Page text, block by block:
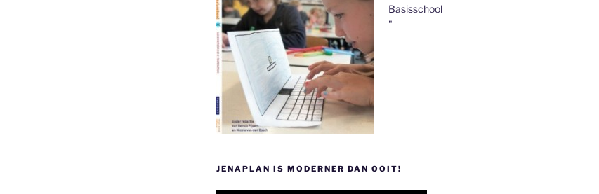
Basisschool
"
JENAPLAN IS MODERNER DAN OOIT!